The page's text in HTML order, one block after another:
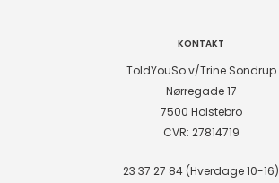
KONTAKT
ToldYouSo v/Trine Sondrup
Nørregade 17
7500 Holstebro
CVR: 27814719
23 37 27 84 (Hverdage 10-16)